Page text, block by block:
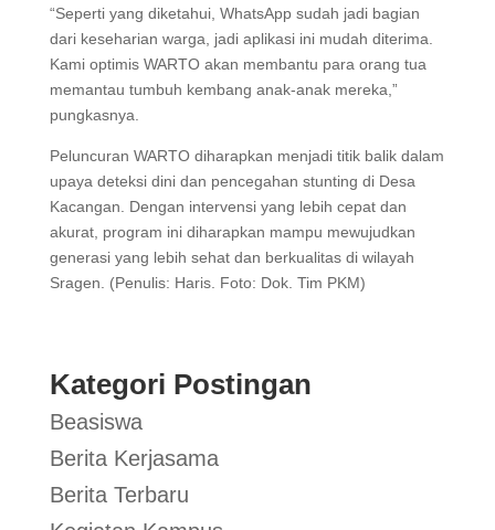
“Seperti yang diketahui, WhatsApp sudah jadi bagian
dari keseharian warga, jadi aplikasi ini mudah diterima.
Kami optimis WARTO akan membantu para orang tua
memantau tumbuh kembang anak-anak mereka,”
pungkasnya.
Peluncuran WARTO diharapkan menjadi titik balik dalam
upaya deteksi dini dan pencegahan stunting di Desa
Kacangan. Dengan intervensi yang lebih cepat dan
akurat, program ini diharapkan mampu mewujudkan
generasi yang lebih sehat dan berkualitas di wilayah
Sragen. (Penulis: Haris. Foto: Dok. Tim PKM)
Kategori Postingan
Beasiswa
Berita Kerjasama
Berita Terbaru